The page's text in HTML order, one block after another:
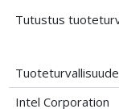
Tutustus
Intel Corporation